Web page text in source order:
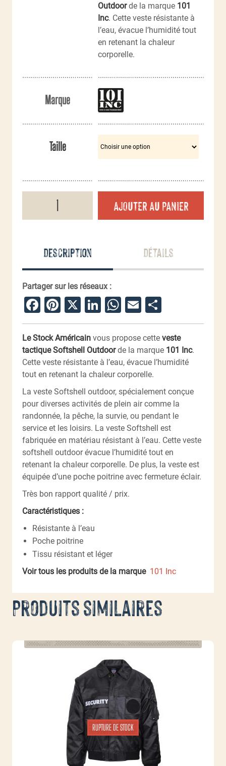
Outdoorde la marque 101
Inc. Cette veste résistante à
l’eau, évacue l’humidité tout
en retenant la chaleur
corporelle.
Marque
Taille
AJOUTER AU PANIER
Description Détails
Partager sur les réseaux :
Facebook
Pinterest
X LinkedIn
WhatsApp
Email
Le Stock Américain vous propose cette veste
tactique Softshell Outdoorde la marque 101 Inc.
Cette veste résistante à l’eau, évacue l’humidité
tout en retenant la chaleur corporelle.
La veste Softshell outdoor, spécialement conçue
pour diverses activités de plein air comme la
randonnée, la pêche, la survie, ou pendant le
service et les loisirs. La veste Softshell est
fabriquée en matériau résistant à l’eau. Cette veste
softshell outdoor évacue l’humidité tout en
retenant la chaleur corporelle. De plus, la veste est
équipée d’une poche poitrine avec fermeture éclair.
Très bon rapport qualité / prix.
Caractéristiques :
Résistante à l’eau
Poche poitrine
Tissu résistant et léger
Voir tous les produits de la marque 101 Inc
Produits similaires
RUPTURE DE STOCK